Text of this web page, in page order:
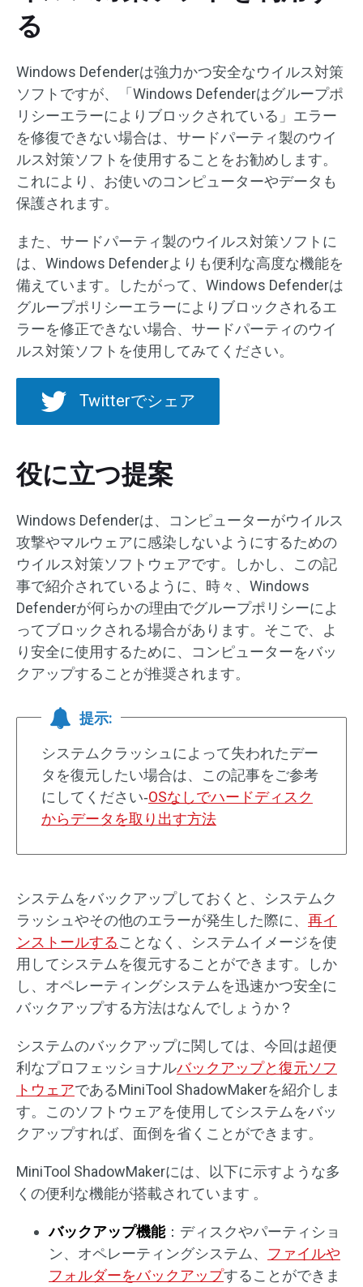
る
Windows Defenderは強力かつ安全なウイルス対策
ソフトですが、「Windows Defenderはグループポ
リシーエラーによりブロックされている」エラー
を修復できない場合は、サードパーティ製のウイ
ルス対策ソフトを使用することをお勧めします。
これにより、お使いのコンピューターやデータも
保護されます。
また、サードパーティ製のウイルス対策ソフトに
は、Windows Defenderよりも便利な高度な機能を
備えています。したがって、Windows Defenderは
グループポリシーエラーによりブロックされるエ
ラーを修正できない場合、サードパーティのウイ
ルス対策ソフトを使用してみてください。
Twitterでシェア
役に立つ提案
Windows Defenderは、コンピューターがウイルス
攻撃やマルウェアに感染しないようにするための
ウイルス対策ソフトウェアです。しかし、この記
事で紹介されているように、時々、Windows
Defenderが何らかの理由でグループポリシーによ
ってブロックされる場合があります。そこで、よ
り安全に使用するために、コンピューターをバッ
クアップすることが推奨されます。
提示:
システムクラッシュによって失われたデー
タを復元したい場合は、この記事をご参考
にしてください‐OSなしでハードディスク
からデータを取り出す方法
システムをバックアップしておくと、システムク
ラッシュやその他のエラーが発生した際に、 再イ
ンストールすることなく、システムイメージを使
用してシステムを復元することができます。しか
し、オペレーティングシステムを迅速かつ安全に
バックアップする方法はなんでしょうか？
システムのバックアップに関しては、今回は超便
利なプロフェッショナルバックアップと復元ソフ
トウェアであるMiniTool ShadowMakerを紹介しま
す。このソフトウェアを使用してシステムをバッ
クアップすれば、面倒を省くことができます。
MiniTool ShadowMakerには、以下に示すような多
くの便利な機能が搭載されています 。
バックアップ機能：ディスクやパーティショ
ン、オペレーティングシステム、 ファイルや
フォルダーをバックアップすることができま